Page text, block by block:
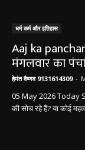
धर्म कर्म और इतिहास
Aaj ka
मंगलवार का
हेमंत वैष्णव 9131614309 -
05 May 2026 Today
की सोच रहे हैं? या कोई